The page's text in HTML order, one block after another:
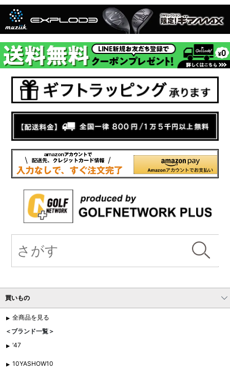
買いもの
全商品を見る
＜ブランド一覧＞
'47
10YASHOW10